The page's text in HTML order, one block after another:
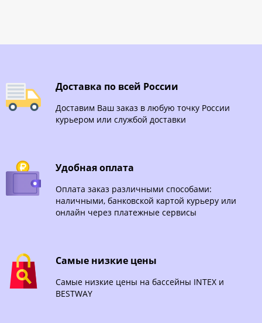
Доставка по всей России
Доставим Ваш заказ в любую точку России
курьером или службой доставки
Удобная оплата
Оплата заказ различными способами:
наличными, банковской картой курьеру или
онлайн через платежные сервисы
Самые низкие цены
Самые низкие цены на бассейны INTEX и
BESTWAY